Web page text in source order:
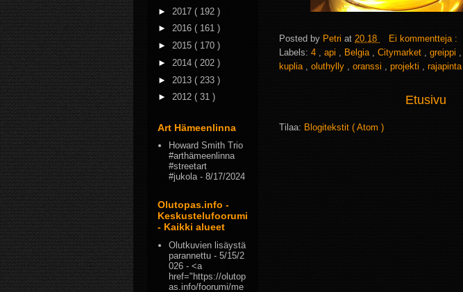
Posted by Petri at 20.18
Ei kommentteja :
Labels: 4 , api , Belgia , Citymarket , greippi ,
kuplia , oluthylly , oranssi , projekti , rajapinta
Etusivu
Tilaa: Blogitekstit ( Atom )
► 2017 ( 192 )
► 2016 ( 161 )
► 2015 ( 170 )
► 2014 ( 202 )
► 2013 ( 233 )
► 2012 ( 31 )
Art Hämeenlinna
Howard Smith Trio
#arthämeenlinna
#streetart
#jukola- 8/17/2024
Olutopas.info -
Keskustelufoorumi
- Kaikki alueet
Olutkuvien lisäystä
parannettu - 5/15/2
026 - <a
href="https://olutop
as.info/foorumi/me